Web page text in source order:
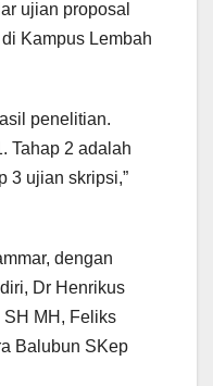
ujian proposal
Kampus Lembah
penelitian.
Tahap 2 adalah
3 ujian skripsi,”
dengan
Dr Henrikus
MH, Feliks
Balubun SKep